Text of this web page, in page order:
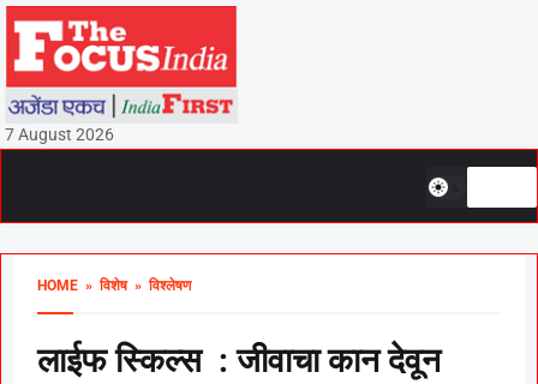
7 August 2026
HOME » विशेष» विश्लेषण
लाईफ स्किल्स : जीवाचा कान देवून